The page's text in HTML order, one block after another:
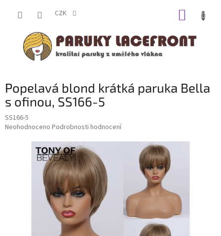
CZK
Popelavá blond krátká paruka Bella
s ofinou, SS166-5
SS166-5
Průměrné
Neohodnoceno Podrobnosti hodnocení